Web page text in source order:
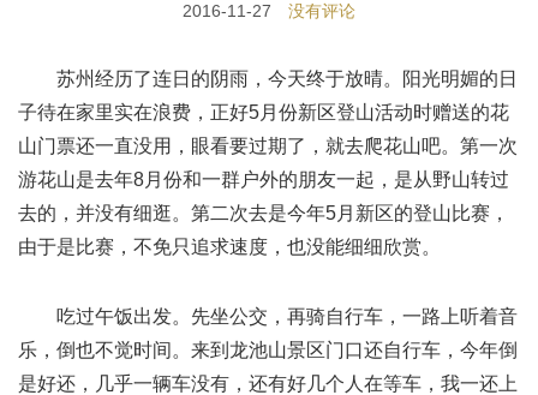
2016-11-27 没有评论
苏州经历了连日的阴雨，今天终于放晴。阳光明媚的日
子待在家里实在浪费，正好5月份新区登山活动时赠送的花
山门票还一直没用，眼看要过期了，就去爬花山吧。第一次
游花山是去年8月份和一群户外的朋友一起，是从野山转过
去的，并没有细逛。第二次去是今年5月新区的登山比赛，
由于是比赛，不免只追求速度，也没能细细欣赏。
吃过午饭出发。先坐公交，再骑自行车，一路上听着音
乐，倒也不觉时间。来到龙池山景区门口还自行车，今年倒
是好还，几乎一辆车没有，还有好几个人在等车，我一还上